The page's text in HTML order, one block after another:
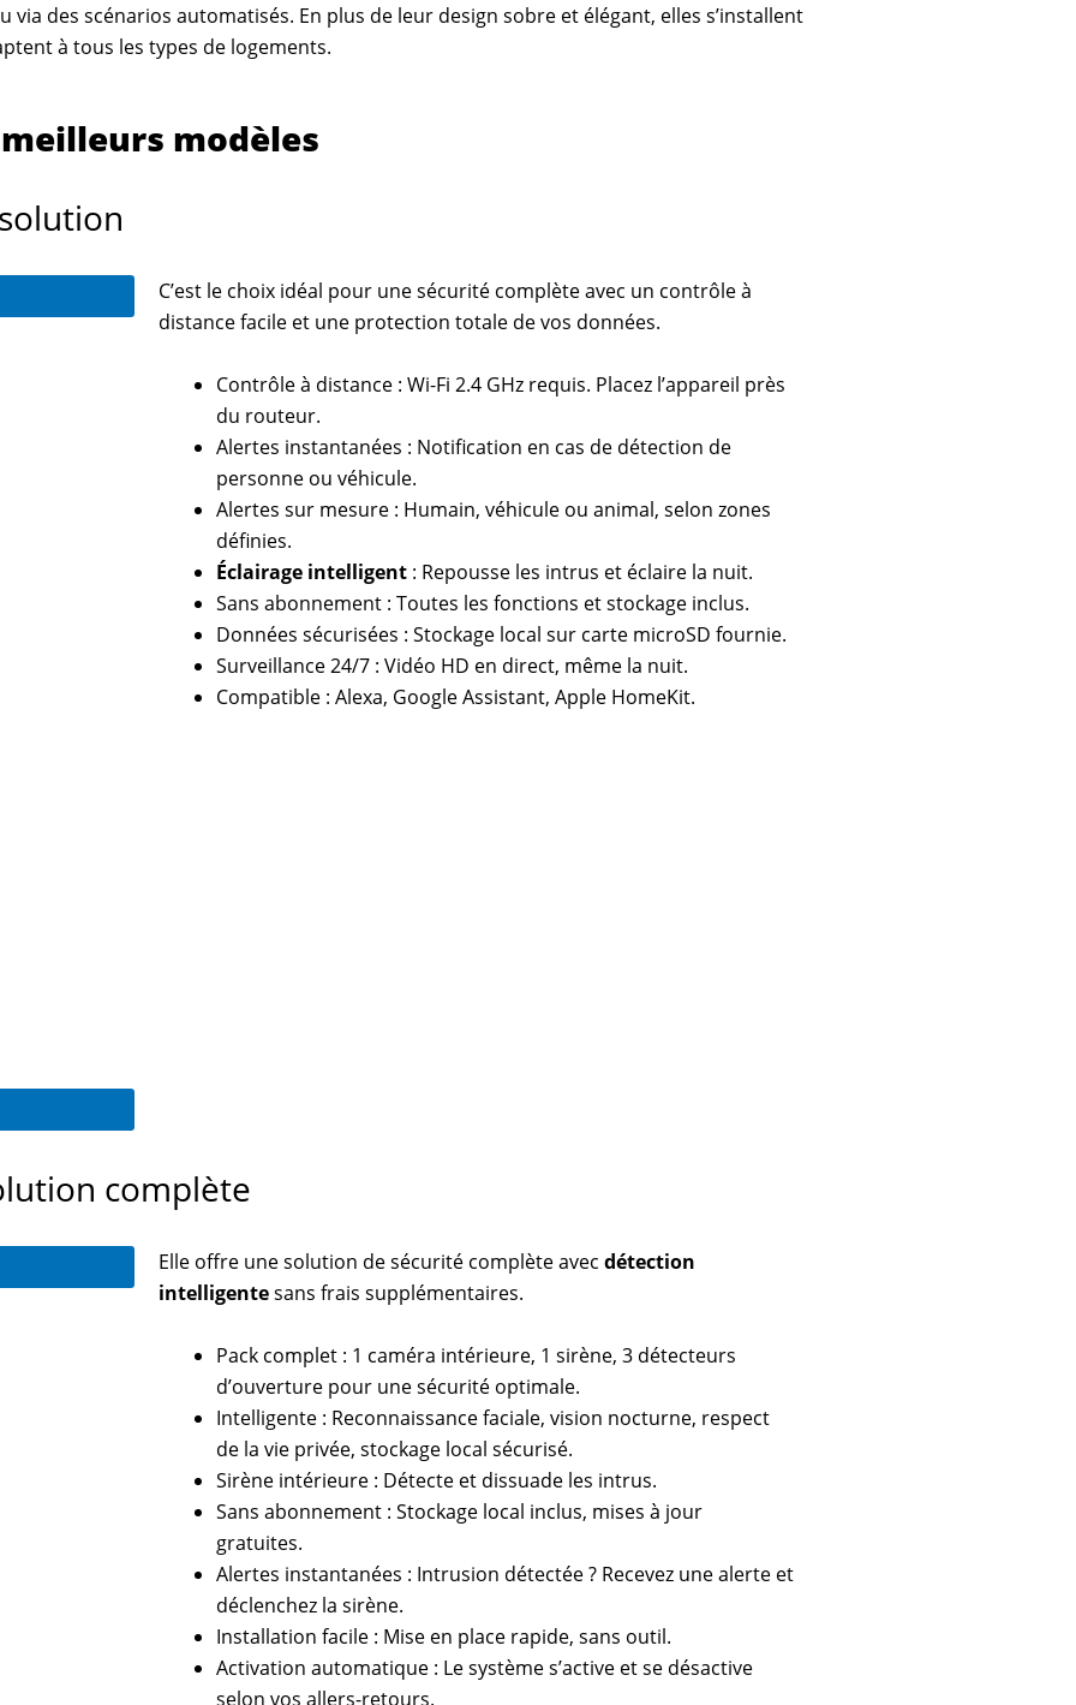
des scénarios automatisés. En plus de leur design sobre et élégant, elles s’installent
à tous les types de logements.
modèles
C’est le choix idéal pour une sécurité complète avec un contrôle à
distance facile et une protection totale de vos données.
Contrôle à distance : Wi-Fi 2.4 GHz requis. Placez l’appareil près
du routeur.
Alertes instantanées : Notification en cas de détection de
personne ou véhicule.
Alertes sur mesure : Humain, véhicule ou animal, selon zones
définies.
Éclairage intelligent : Repousse les intrus et éclaire la nuit.
Sans abonnement : Toutes les fonctions et stockage inclus.
Données sécurisées : Stockage local sur carte microSD fournie.
Surveillance 24/7 : Vidéo HD en direct, même la nuit.
Compatible : Alexa, Google Assistant, Apple HomeKit.
complète
Elle offre une solution de sécurité complète avec détection
intelligentesans frais supplémentaires.
Pack complet : 1 caméra intérieure, 1 sirène, 3 détecteurs
d’ouverture pour une sécurité optimale.
Intelligente : Reconnaissance faciale, vision nocturne, respect
de la vie privée, stockage local sécurisé.
Sirène intérieure : Détecte et dissuade les intrus.
Sans abonnement : Stockage local inclus, mises à jour
gratuites.
Alertes instantanées : Intrusion détectée ? Recevez une alerte et
déclenchez la sirène.
Installation facile : Mise en place rapide, sans outil.
Activation automatique : Le système s’active et se désactive
selon vos allers-retours.